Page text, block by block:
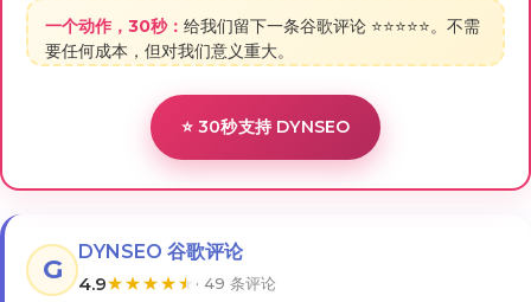
一个动作，30秒： 给我们留下一条谷歌评论 ⭐⭐⭐⭐⭐。不需
要任何成本，但对我们意义重大。
⭐ 30秒支持 DYNSEO
G
DYNSEO 谷歌评论
4.9★★★★★ · 49 条评论